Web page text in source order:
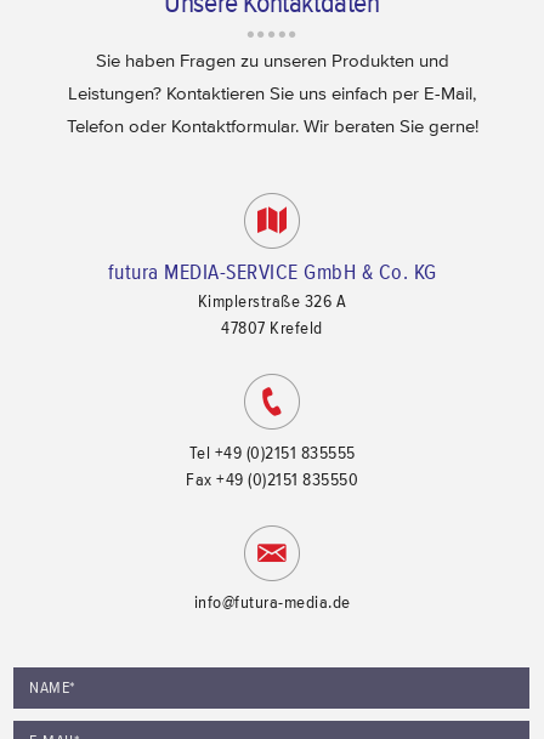
Sie haben Fragen zu unseren Produkten und
Leistungen? Kontaktieren Sie uns einfach per E-Mail,
Telefon oder Kontaktformular. Wir beraten Sie gerne!
futura MEDIA-SERVICE GmbH & Co. KG
Kimplerstraße 326 A
47807 Krefeld
Tel +49 (0)2151 835555
Fax +49 (0)2151 835550
info@futura-media.de